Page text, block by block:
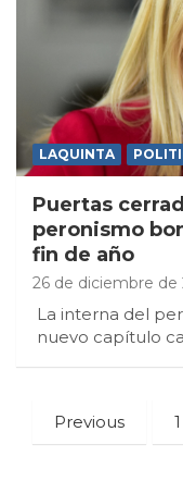
LAQUINTA
Puertas
peronismo
fin de año
26 de diciembre de
La interna del
nuevo capítulo
Paginación
de
Previous 1